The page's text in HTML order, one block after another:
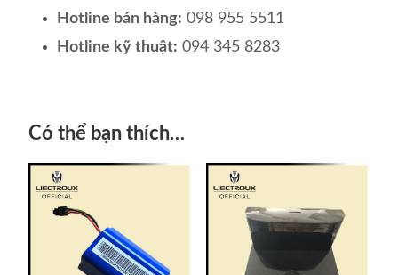
Hotline bán hàng: 098 955 5511
Hotline kỹ thuật: 094 345 8283
Có thể bạn thích…